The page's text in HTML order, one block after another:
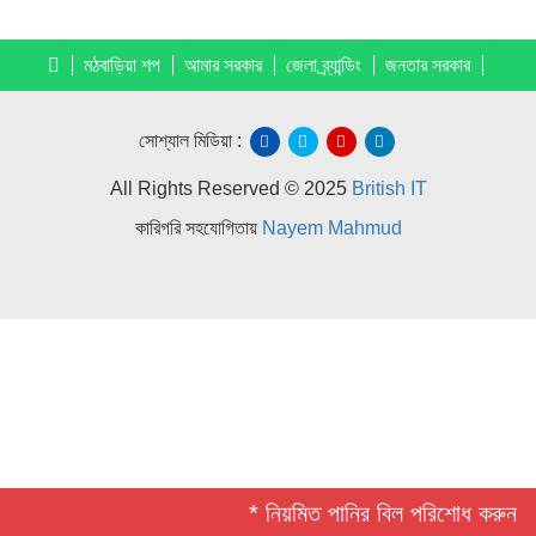
* নিয়মিত পানির বিল পরিশোধ
মঠবাড়িয়া শপ আমার সরকার জেলা ব্র্যান্ডিং জনতার সরকার
সোশ্যাল মিডিয়া :
All Rights Reserved © 2025 British IT
কারিগরি সহযোগিতায় Nayem Mahmud